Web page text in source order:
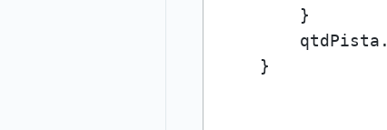
        }
        qtdPista.